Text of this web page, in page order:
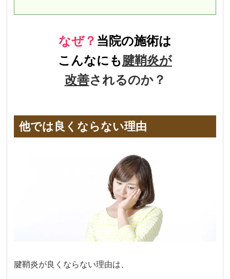
なぜ？ 当院の施術は
こんなにも腱鞘炎が
改善されるのか？
他では良くならない理由
腱鞘炎が良くならない理由は、